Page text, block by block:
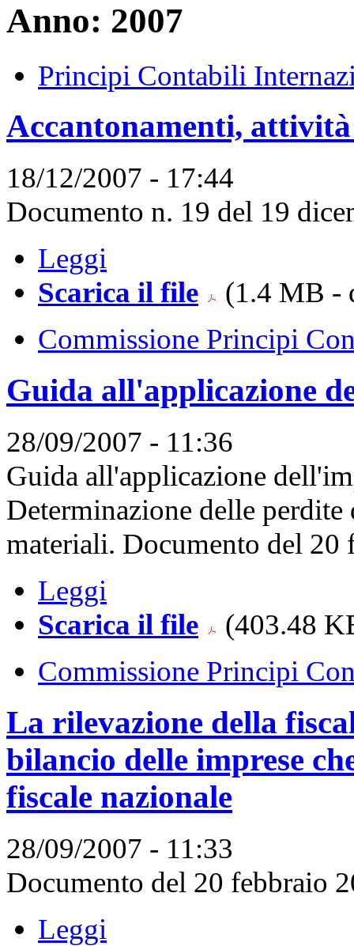
Anno: 2007
Principi Contabili
Accantonamenti,
18/12/2007 - 17:44
Documento n. 19 del 19
Leggi
Scarica il file
(1.4 MB -
Commissione Principi
Guida all'applicazione
28/09/2007 - 11:36
Guida all'applicazione
Determinazione delle
materiali. Documento del 20
Leggi
Scarica il file
(403.48
Commissione Principi
La rilevazione della
bilancio delle imprese
fiscale nazionale
28/09/2007 - 11:33
Documento del 20 febbraio
Leggi